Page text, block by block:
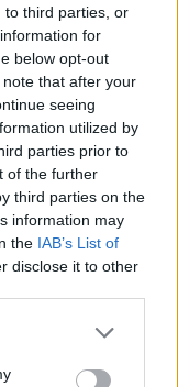
to third parties, or
for
below opt-out
that after your
seeing
utilized by
parties prior to
of the further
third parties on the
information may
the IAB’s List of
disclose it to other
or more Google
You may click to
Τάουλ
καρκίνου
που
καταγγέλλουν
έξω
ετοιμάζονται